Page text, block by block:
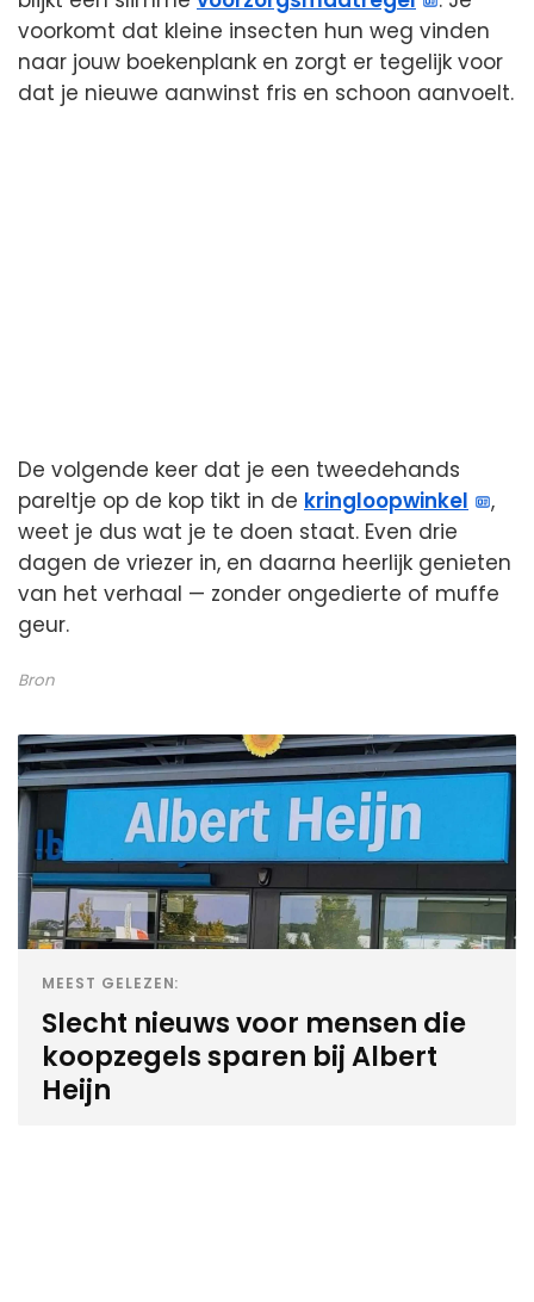
voorkomt dat kleine insecten hun weg vinden
naar jouw boekenplank en zorgt er tegelijk voor
dat je nieuwe aanwinst fris en schoon aanvoelt.
De volgende keer dat je een tweedehands
pareltje op de kop tikt in de kringloopwinkel
,
weet je dus wat je te doen staat. Even drie
dagen de vriezer in, en daarna heerlijk genieten
van het verhaal — zonder ongedierte of muffe
geur.
Bron
MEEST GELEZEN:
Slecht nieuws voor mensen die
koopzegels sparen bij Albert
Heijn